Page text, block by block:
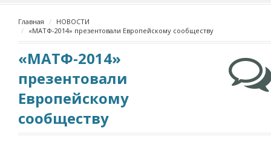
Главная
НОВОСТИ
«МАТФ-2014» презентовали Европейскому сообществу
«МАТФ-2014»
презентовали
Европейскому
сообществу